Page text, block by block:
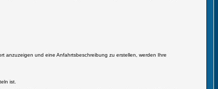
anzuzeigen und eine Anfahrtsbeschreibung zu erstellen, werden Ihre
ist.